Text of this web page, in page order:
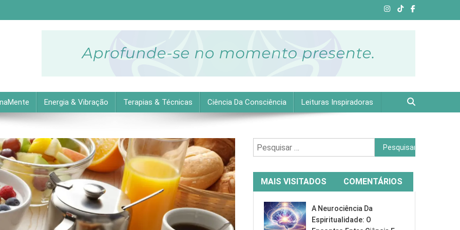
as melhores dicas práticas para uma vida equilibrada e plena.
Energia & Vibração Terapias & Técnicas Ciência Da Consciência Leituras Inspiradoras
Pesquisar
por:
MAIS VISITADOS COMENTÁRIOS
A Neurociência Da
Espiritualidade: O